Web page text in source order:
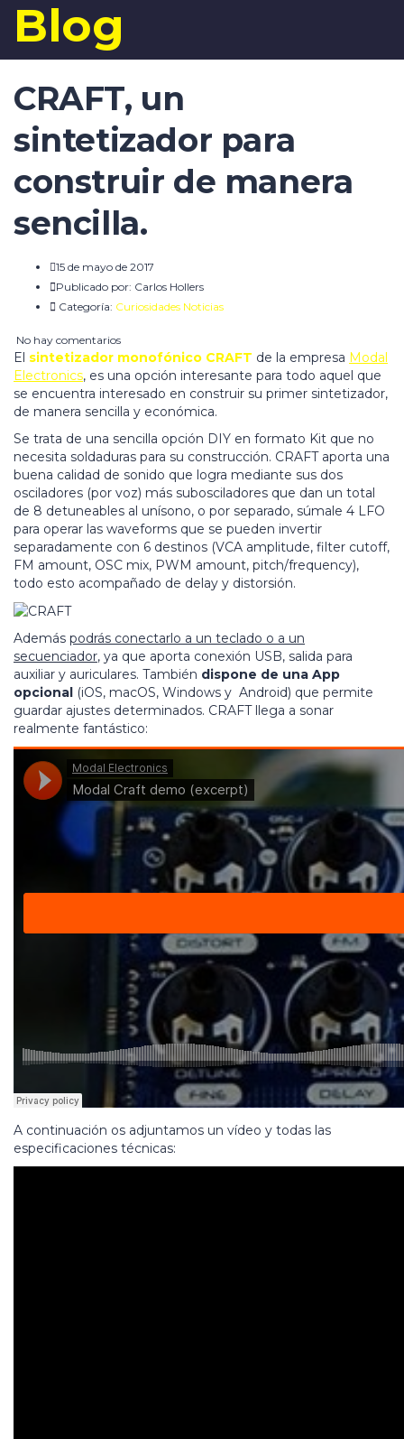
Blog
CRAFT, un
sintetizador para
construir de manera
sencilla.
15 de mayo de 2017
Publicado por: Carlos Hollers
Categoría: Curiosidades Noticias
No hay comentarios
El sintetizador monofónico CRAFT de la empresa Modal
Electronics, es una opción interesante para todo aquel que
se encuentra interesado en construir su primer sintetizador,
de manera sencilla y económica.
Se trata de una sencilla opción DIY en formato Kit que no
necesita soldaduras para su construcción. CRAFT aporta una
buena calidad de sonido que logra mediante sus dos
osciladores (por voz) más subosciladores que dan un total
de 8 detuneables al unísono, o por separado, súmale 4 LFO
para operar las waveforms que se pueden invertir
separadamente con 6 destinos (VCA amplitude, filter cutoff,
FM amount, OSC mix, PWM amount, pitch/frequency),
todo esto acompañado de delay y distorsión.
Además podrás conectarlo a un teclado o a un
secuenciador, ya que aporta conexión USB, salida para
auxiliar y auriculares. También dispone de una App
opcional (iOS, macOS, Windows y Android) que permite
guardar ajustes determinados. CRAFT llega a sonar
realmente fantástico:
A continuación os adjuntamos un vídeo y todas las
especificaciones técnicas: